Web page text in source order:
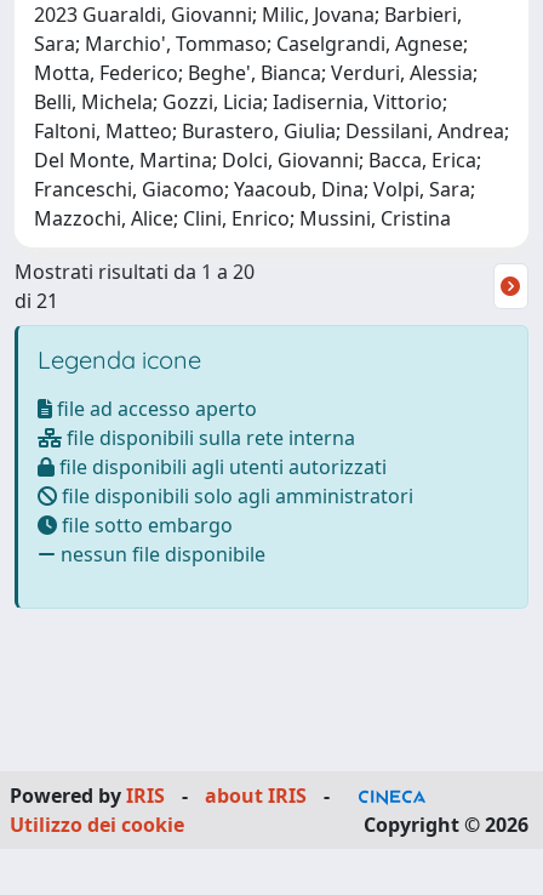
2023 Guaraldi, Giovanni; Milic, Jovana; Barbieri,
Sara; Marchio', Tommaso; Caselgrandi, Agnese;
Motta, Federico; Beghe', Bianca; Verduri, Alessia;
Belli, Michela; Gozzi, Licia; Iadisernia, Vittorio;
Faltoni, Matteo; Burastero, Giulia; Dessilani, Andrea;
Del Monte, Martina; Dolci, Giovanni; Bacca, Erica;
Franceschi, Giacomo; Yaacoub, Dina; Volpi, Sara;
Mazzochi, Alice; Clini, Enrico; Mussini, Cristina
Mostrati risultati da 1 a 20
di 21
Legenda icone
file ad accesso aperto
file disponibili sulla rete interna
file disponibili agli utenti autorizzati
file disponibili solo agli amministratori
file sotto embargo
nessun file disponibile
Powered byIRIS - about IRIS
-
Utilizzo dei cookie
Copyright © 2026